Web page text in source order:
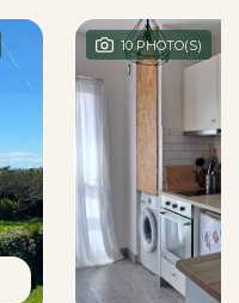
10 PHOTO(S)